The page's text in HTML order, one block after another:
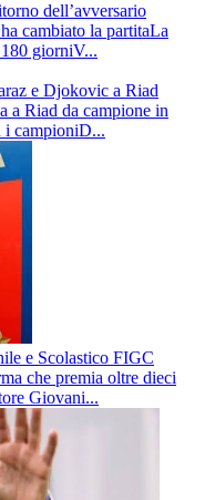
dell’avversario
cambiato la partitaLa
giorniV...
e Djokovic a Riad
a Riad da campione in
i campioniD...
e Scolastico FIGC
che premia oltre dieci
Giovani...